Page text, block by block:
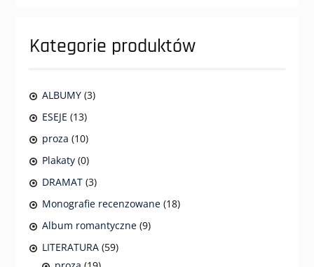
Kategorie produktów
ALBUMY (3)
ESEJE (13)
proza (10)
Plakaty (0)
DRAMAT (3)
Monografie recenzowane (18)
Album romantyczne (9)
LITERATURA (59)